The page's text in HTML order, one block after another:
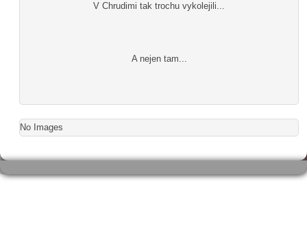
V Chrudimi tak trochu vykolejili...
A nejen tam...
No Images